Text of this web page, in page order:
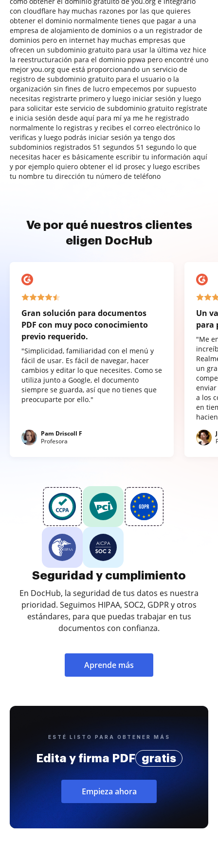
con cloudflare hay muchas razones por las que quieres
obtener el dominio normalmente tienes que pagar a una
empresa de alojamiento de dominios o a un registrador de
dominios pero en internet hay muchas empresas que
ofrecen un subdominio gratuito para usar la última vez hice
la reestructuración para el dominio ppwa pero encontré uno
mejor you.org que está proporcionando un servicio de
registro de subdominio gratuito para el usuario o la
organización sin fines de lucro empecemos por supuesto
necesitas registrarte primero y luego iniciar sesión y luego
para solicitar este servicio de subdominio gratuito regístrate
e inicia sesión desde aquí para mí ya me he registrado
normalmente lo registras y recibes el correo electrónico lo
verificas y luego podrás iniciar sesión ya tengo dos
subdominios registrados 51 segundos 51 segundo lo que
necesitas hacer es básicamente escribir tu información aquí
y por ejemplo quiero obtener el id prosec y luego escribes
tu nombre tu dirección tu número de teléfono
Ve por qué nuestros clientes
eligen DocHub
Gran solución para documentos
PDF con muy poco conocimiento
previo requerido.
"Simplicidad, familiaridad con el menú y
fácil de usar. Es fácil de navegar, hacer
cambios y editar lo que necesites. Como se
utiliza junto a Google, el documento
siempre se guarda, así que no tienes que
preocuparte por ello."
Pam Driscoll F
Profesora
Un
para
"Me
un
a los
en
Seguridad y cumplimiento
En DocHub, la seguridad de tus datos es nuestra
prioridad. Seguimos HIPAA, SOC2, GDPR y otros
estándares, para que puedas trabajar en tus
documentos con confianza.
Aprende más
ESTÉ LISTO PARA OBTENER MÁS
Edita y firma PDF gratis
Empieza ahora